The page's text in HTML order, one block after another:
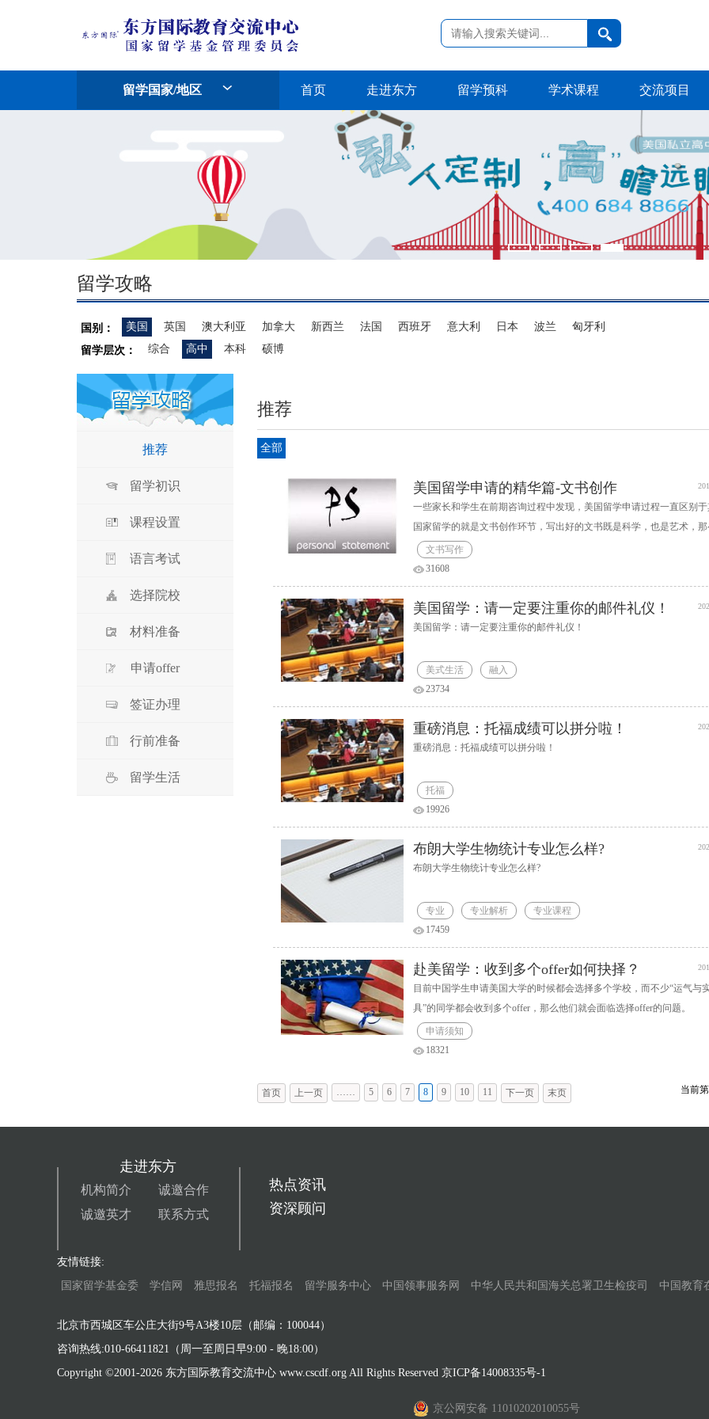
留学国家/地区 首页 走进东方 留学预科 学术课程 交流项目
留学攻略
国别： 美国 英国 澳大利亚 加拿大 新西兰 法国 西班牙 意大利 日本 波兰
匈牙利
留学层次：
综合 高中 本科 硕博
推荐
留学初识
课程设置
语言考试
选择院校
材料准备
申请offer
签证办理
行前准备
留学生活
推荐
全部
美国留学申请的精华篇-文书创作
一些家长和学生在前期咨询过程中发现，美国留学申请过程一直区别
国家留学的就是文书创作环节，写出好的文书既是科学，也是艺术，那
复被强调的文书到底是什么？
文书写作
31608
美国留学：请一定要注重你的邮件礼仪！
美国留学：请一定要注重你的邮件礼仪！
美式生活
融入
23734
重磅消息：托福成绩可以拼分啦！
重磅消息：托福成绩可以拼分啦！
托福
19926
布朗大学生物统计专业怎么样?
布朗大学生物统计专业怎么样?
专业 专业解析
专业课程
17459
赴美留学：收到多个offer如何抉择？
目前中国学生申请美国大学的时候都会选择多个学校，而不少“运气与
具”的同学都会收到多个offer，那么他们就会面临选择offer的问题。
申请须知
18321
末页
下一页
11
10
9
8
7
6
5
……
上一页
首页 当前第
走进东方
机构简介
诚邀合作
诚邀英才
联系方式
热点资讯
资深顾问
友情链接:
国家留学基金委
学信网 雅思报名 托福报名 留学服务中心 中国领事服务网 中华人民共和国海关总署卫生检疫司 中国教育
北京市西城区车公庄大街9号A3楼10层（邮编：100044）
咨询热线:010-66411821（周一至周日早9:00 - 晚18:00）
Copyright ©2001-2026 东方国际教育交流中心 www.cscdf.org All Rights Reserved 京ICP备14008335号-1
京公网安备 11010202010055号